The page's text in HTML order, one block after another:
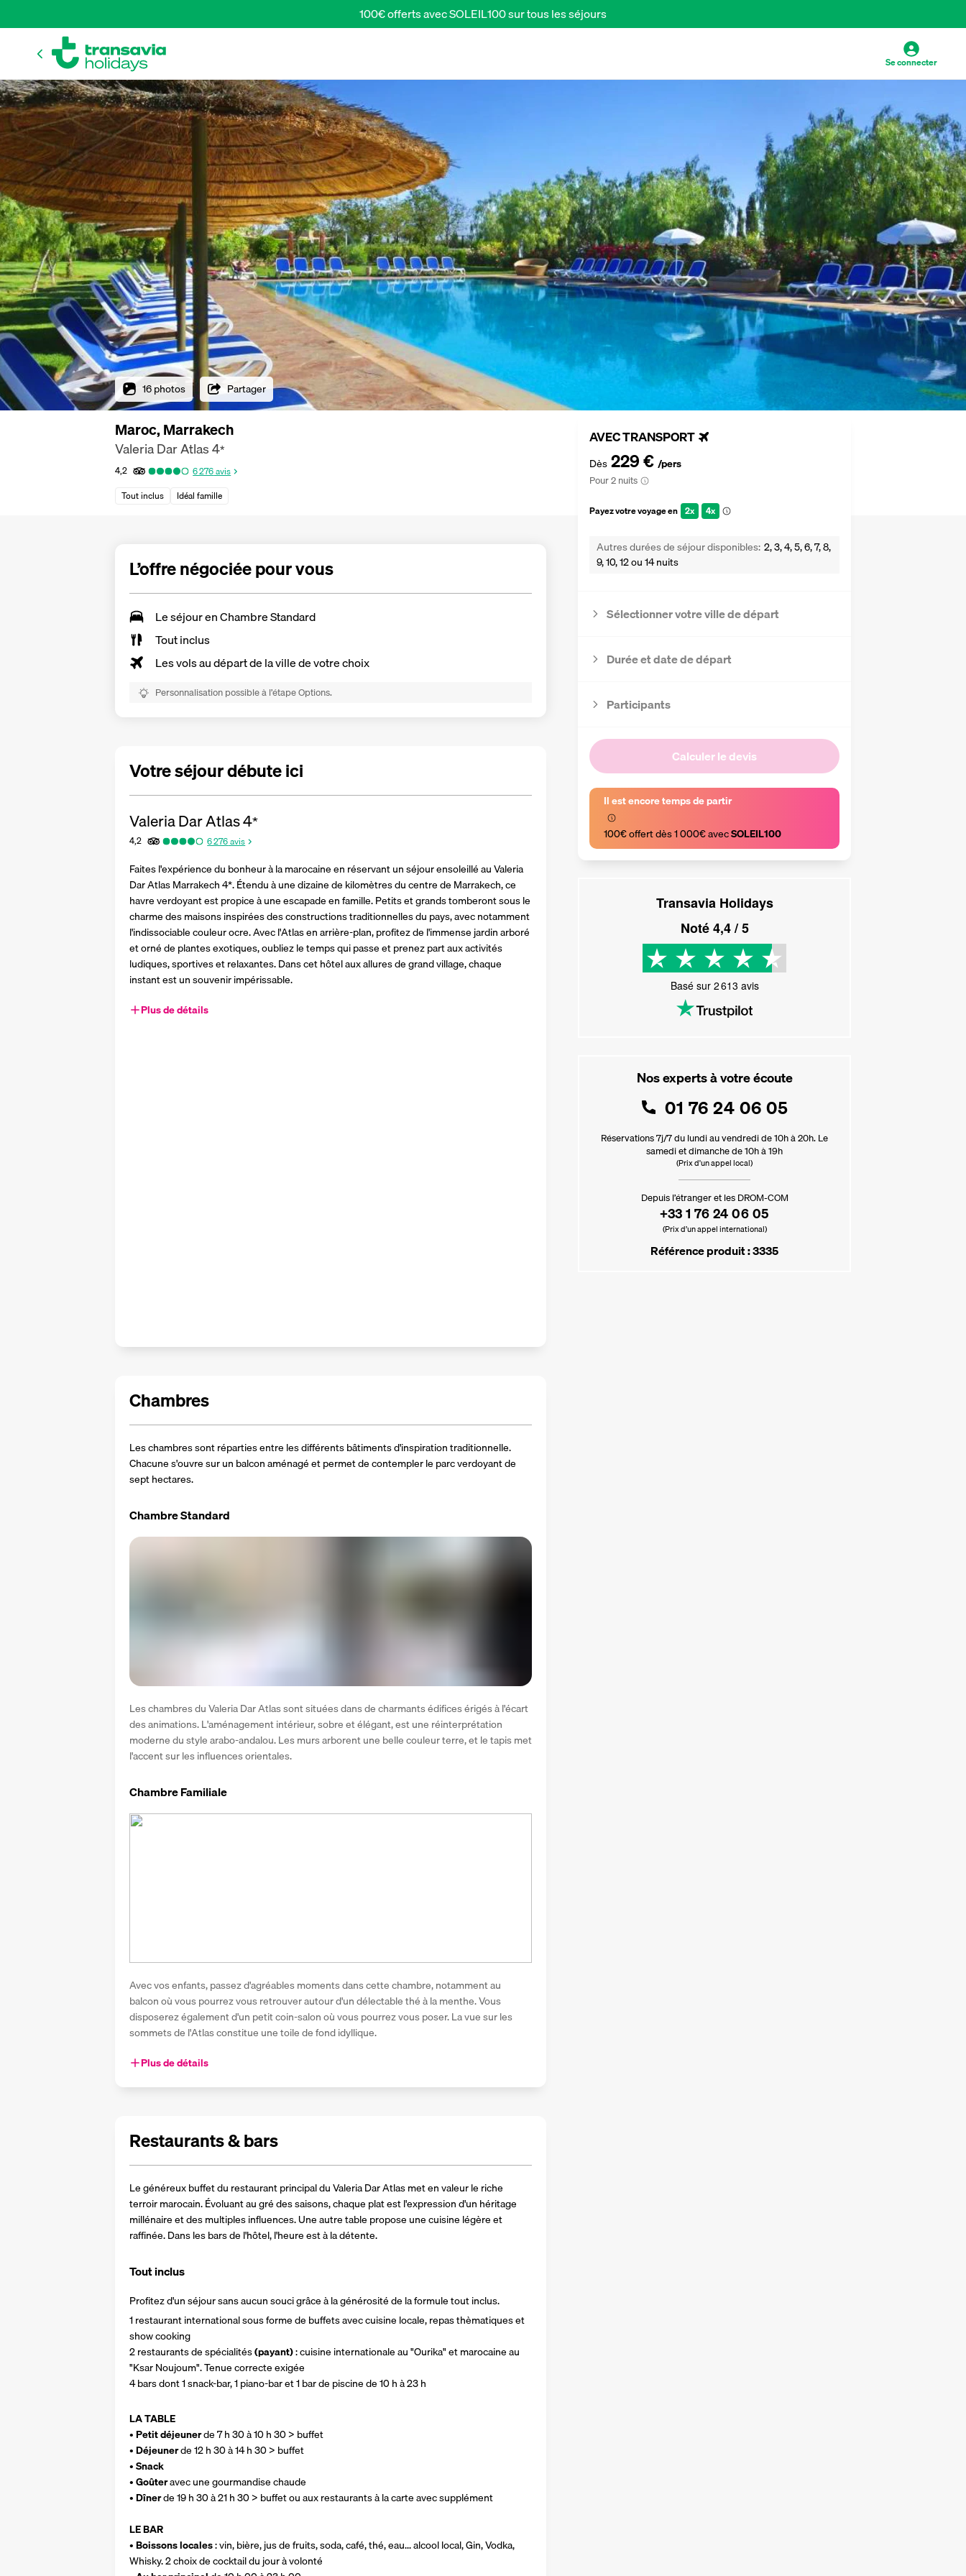
100€ offerts avec SOLEIL100 sur tous les séjours
Se connecter
16 photos Partager
Maroc, Marrakech
Valeria Dar Atlas4*
4,2 6 276avis
Tout inclus
Idéal famille
AVEC TRANSPORT
Dès 229 € /pers
Pour 2 nuits
Payez votre voyage en 2x 4x
Autres durées de séjour disponibles 2, 3, 4, 5, 6, 7, 8,
9, 10, 12 ou 14 nuits
Sélectionner votre ville de départ
Durée et date de départ
Participants
Calculer le devis
Il est encore temps de partir
100€ offert dès 1 000€ avec SOLEIL100
Transavia Holidays
Noté4,4/ 5
Basé sur 2 613 avis
Nos experts à votre écoute
01 76 24 06 05
Réservations 7j/7 du lundi au vendredi de 10h à 20h. Le
samedi et dimanche de 10h à 19h
(Prix d'un appel local)
Depuis l’étranger et les DROM-COM
+33 1 76 24 06 05
(Prix d’un appel international)
Référence produit : 3335
L’offre négociée pour vous
Le séjour en Chambre Standard
Tout inclus
Les vols au départ de la ville de votre choix
Personnalisation possible à l’étape Options.
Votre séjour débute ici
Valeria Dar Atlas4*
4,2 6 276avis
Faites l'expérience du bonheur à la marocaine en réservant un séjour ensoleillé au Valeria
Dar Atlas Marrakech 4*. Étendu à une dizaine de kilomètres du centre de Marrakech, ce
havre verdoyant est propice à une escapade en famille. Petits et grands tomberont sous le
charme des maisons inspirées des constructions traditionnelles du pays, avec notamment
l'indissociable couleur ocre. Avec l'Atlas en arrière-plan, profitez de l'immense jardin arboré
et orné de plantes exotiques, oubliez le temps qui passe et prenez part aux activités
ludiques, sportives et relaxantes. Dans cet hôtel aux allures de grand village, chaque
instant est un souvenir impérissable.
Plus de détails
Chambres
Les chambres sont réparties entre les différents bâtiments d'inspiration traditionnelle.
Chacune s'ouvre sur un balcon aménagé et permet de contempler le parc verdoyant de
sept hectares.
Chambre Standard
Les chambres du Valeria Dar Atlas sont situées dans de charmants édifices érigés à l'écart
des animations. L'aménagement intérieur, sobre et élégant, est une réinterprétation
moderne du style arabo-andalou. Les murs arborent une belle couleur terre, et le tapis met
l'accent sur les influences orientales.
Chambre Familiale
Avec vos enfants, passez d'agréables moments dans cette chambre, notamment au
balcon où vous pourrez vous retrouver autour d'un délectable thé à la menthe. Vous
disposerez également d'un petit coin-salon où vous pourrez vous poser. La vue sur les
sommets de l'Atlas constitue une toile de fond idyllique.
Plus de détails
Restaurants & bars
Le généreux buffet du restaurant principal du Valeria Dar Atlas met en valeur le riche
terroir marocain. Évoluant au gré des saisons, chaque plat est l'expression d'un héritage
millénaire et des multiples influences. Une autre table propose une cuisine légère et
raffinée. Dans les bars de l'hôtel, l'heure est à la détente.
Tout inclus
Profitez d'un séjour sans aucun souci grâce à la générosité de la formule tout inclus.
1 restaurant international sous forme de buffets avec cuisine locale, repas thèmatiques et
show cooking
2 restaurants de spécialités (payant) : cuisine internationale au "Ourika" et marocaine au
"Ksar Noujoum". Tenue correcte exigée
4 bars dont 1 snack-bar, 1 piano-bar et 1 bar de piscine de 10 h à 23 h
LA TABLE
• Petit déjeuner de 7 h 30 à 10 h 30 > buffet
• Déjeuner de 12 h 30 à 14 h 30 > buffet
• Snack
• Goûter avec une gourmandise chaude
• Dîner de 19 h 30 à 21 h 30 > buffet ou aux restaurants à la carte avec supplément
LE BAR
• Boissons locales : vin, bière, jus de fruits, soda, café, thé, eau... alcool local, Gin, Vodka,
Whisky. 2 choix de cocktail du jour à volonté